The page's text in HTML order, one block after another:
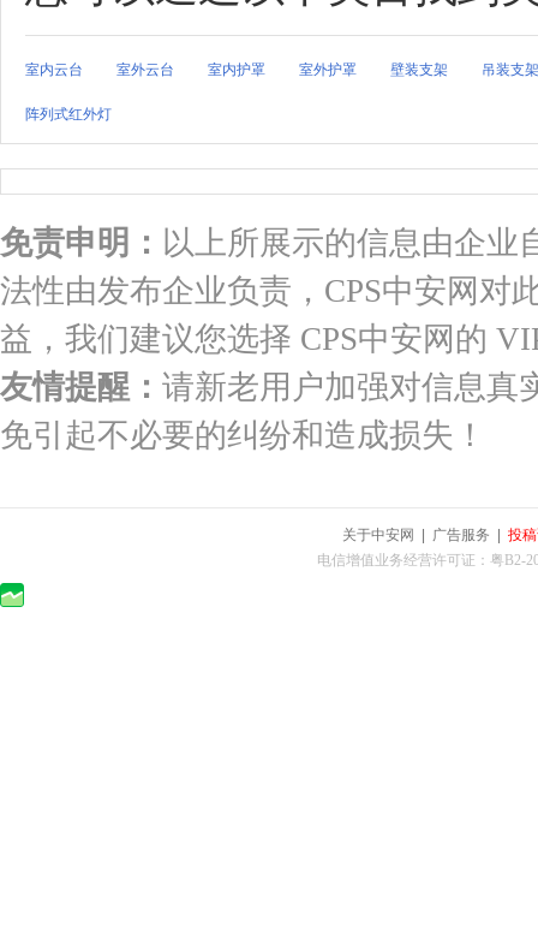
室内云台 室外云台 室内护罩 室外护罩 壁装支架 吊装支架
阵列式红外灯
免责申明： 以上所展示的信息由企业
法性由发布企业负责，CPS中安网对
益，我们建议您选择 CPS中安网的
友情提醒： 请新老用户加强对信息真
免引起不必要的纠纷和造成损失！
关于中安网 广告服务
投
电信增值业务经营许可证：粤